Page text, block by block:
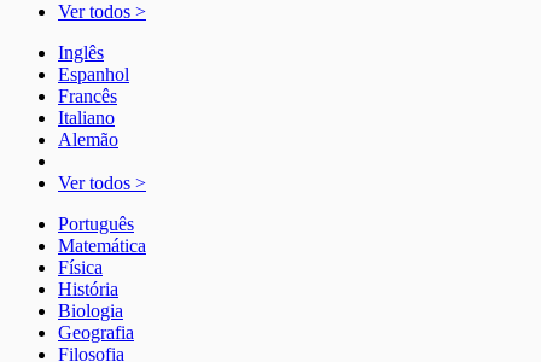
Ver todos >
Inglês
Espanhol
Francês
Italiano
Alemão
Ver todos >
Português
Matemática
Física
História
Biologia
Geografia
Filosofia